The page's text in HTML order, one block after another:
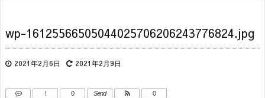
wp-16125566505044025706206243776824.jpg
2021年2月6日 2021年2月9日
! 0 Send 0